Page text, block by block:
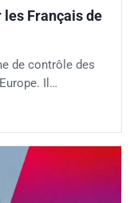
les Français de
de contrôle des
Il…